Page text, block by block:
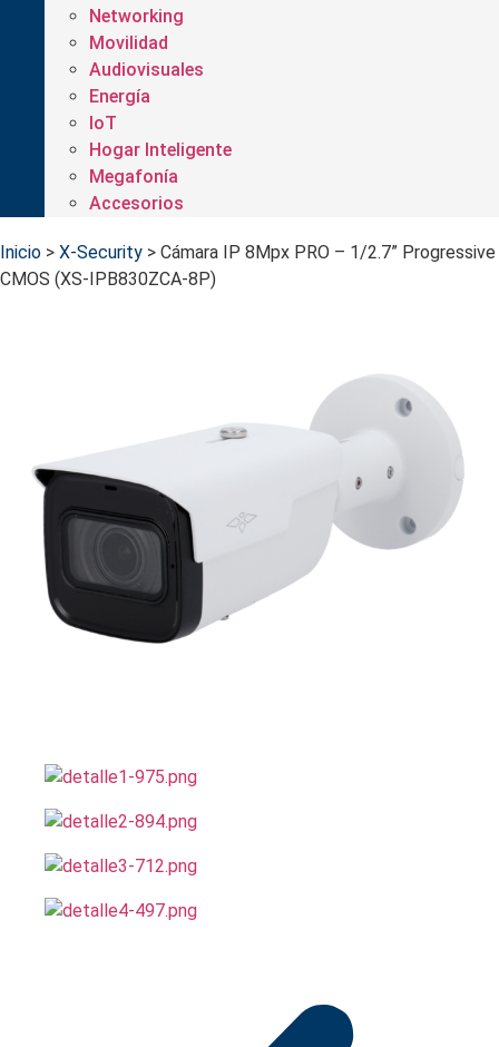
Networking
Movilidad
Audiovisuales
Energía
IoT
Hogar Inteligente
Megafonía
Accesorios
Inicio > X-Security > Cámara IP 8Mpx PRO – 1/2.7” Progressive
CMOS (XS-IPB830ZCA-8P)